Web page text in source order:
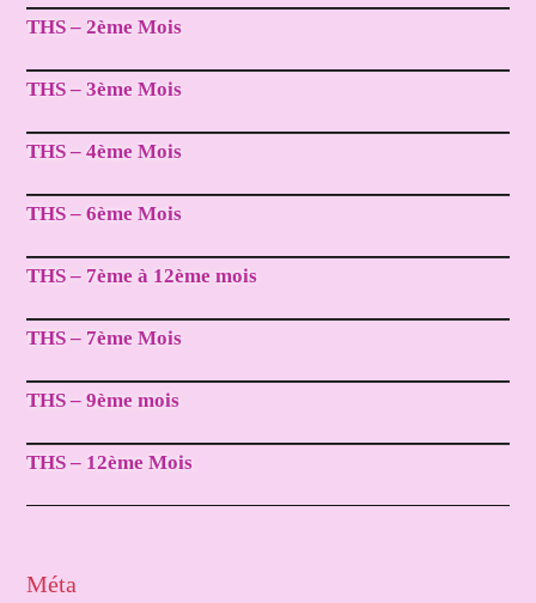
THS – 2ème Mois
THS – 3ème Mois
THS – 4ème Mois
THS – 6ème Mois
THS – 7ème à 12ème mois
THS – 7ème Mois
THS – 9ème mois
THS – 12ème Mois
Méta